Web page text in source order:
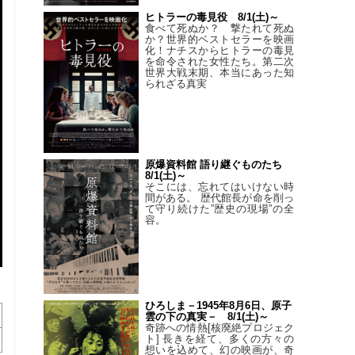
ヒトラーの毒見役 8/1(土)～
食べて死ぬか？ 撃たれて死ぬ
か？世界的ベストセラーを映画
化！ナチスからヒトラーの毒見
を命令された女性たち。第二次
世界大戦末期、本当にあった知
られざる真実
原爆資料館 語り継ぐものたち
8/1(土)～
そこには、忘れてはいけない時
間がある。 歴代館長が命を削っ
て守り続けた”歴史の現場”の全
容。
ひろしま－1945年8月6日、原子
雲の下の真実－ 8/1(土)～
奇跡への情熱[核廃絶プロジェク
ト] 長きを経て、多くの方々の
想いを込めて、幻の映画が、奇